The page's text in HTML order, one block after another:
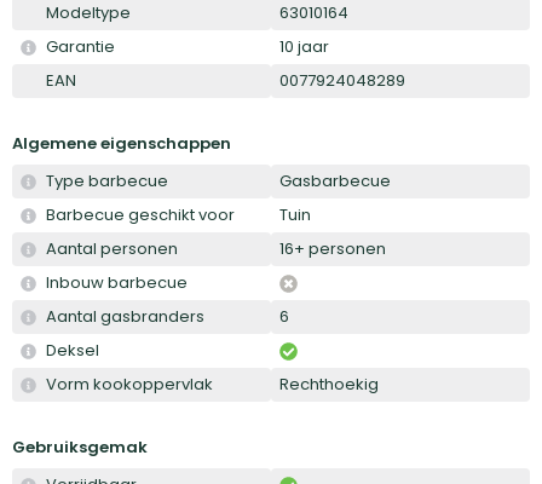
Modeltype
63010164
Garantie
10 jaar
EAN
0077924048289
Algemene eigenschappen
Type barbecue
Gasbarbecue
Barbecue geschikt voor
Tuin
Aantal personen
16+ personen
Inbouw barbecue
Aantal gasbranders
6
Deksel
Vorm kookoppervlak
Rechthoekig
Gebruiksgemak